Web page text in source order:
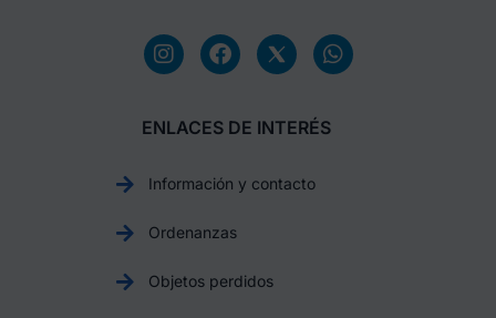
ENLACES DE INTERÉS
Información y contacto
Ordenanzas
Objetos perdidos